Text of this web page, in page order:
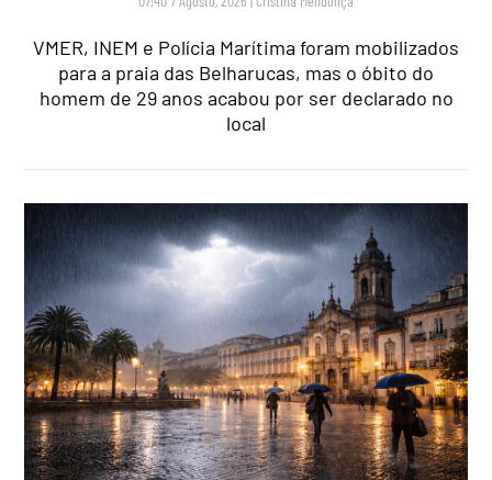
VMER, INEM e Polícia Marítima foram mobilizados
para a praia das Belharucas, mas o óbito do
homem de 29 anos acabou por ser declarado no
local